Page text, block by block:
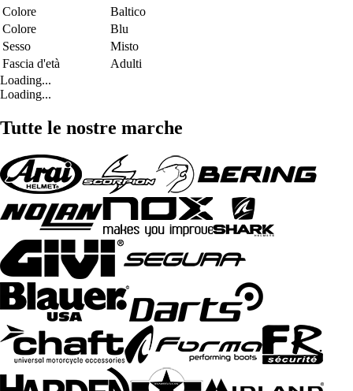
Colore
Baltico
Colore
Blu
Sesso
Misto
Fascia d'età
Adulti
Loading...
Loading...
Tutte le nostre marche